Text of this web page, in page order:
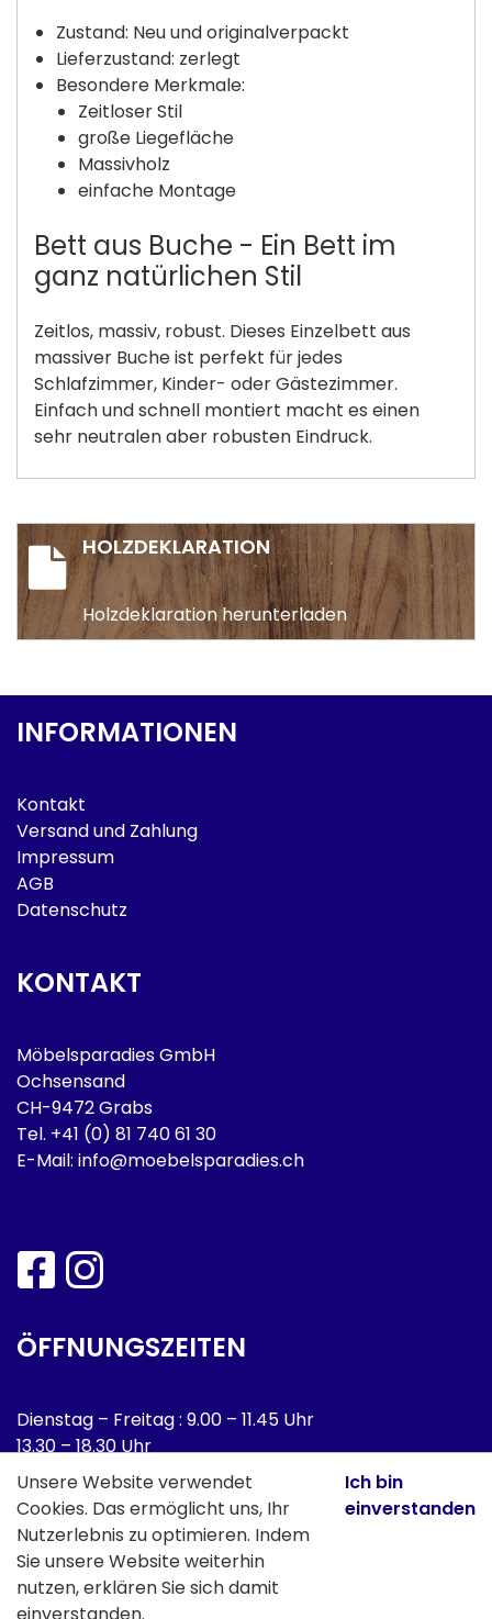
Zustand: Neu und originalverpackt
Lieferzustand: zerlegt
Besondere Merkmale:
Zeitloser Stil
große Liegefläche
Massivholz
einfache Montage
Bett aus Buche - Ein Bett im
ganz natürlichen Stil
Zeitlos, massiv, robust. Dieses Einzelbett aus
massiver Buche ist perfekt für jedes
Schlafzimmer, Kinder- oder Gästezimmer.
Einfach und schnell montiert macht es einen
sehr neutralen aber robusten Eindruck.
HOLZDEKLARATION
Holzdeklaration herunterladen
INFORMATIONEN
Kontakt
Versand und Zahlung
Impressum
AGB
Datenschutz
KONTAKT
Möbelsparadies GmbH
Ochsensand
CH-9472 Grabs
Tel. +41 (0) 81 740 61 30
E-Mail: info@moebelsparadies.ch
ÖFFNUNGSZEITEN
Dienstag – Freitag : 9.00 – 11.45 Uhr
13.30 – 18.30 Uhr
Samstag : 9.00 – 16.00 Uhr
Montag : Geschlossen
Samstag 1. August geschlossen!
Unsere Website verwendet
Cookies. Das ermöglicht uns, Ihr
Nutzerlebnis zu optimieren. Indem
Sie unsere Website weiterhin
nutzen, erklären Sie sich damit
Ich bin
einverstanden